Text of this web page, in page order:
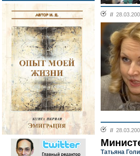
//
//
Татьяна